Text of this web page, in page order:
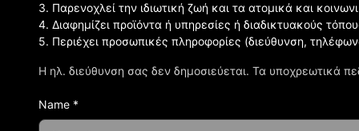
Η ηλ. διεύθυνση σας δεν δημοσιεύεται. Τα υποχρεωτικά
3. Παρενοχλεί την ιδιωτική ζωή και τα ατομικά και
4. Διαφημίζει προϊόντα ή υπηρεσίες ή διαδικτυακούς
5. Περιέχει προσωπικές πληροφορίες (διεύθυνση,
Name *